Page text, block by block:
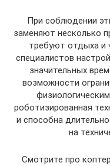
При соблюдении
заменяют несколько
требуют отдыха и
специалистов
значительных
возможности
роботизированная
и способна
на
Смотрите про